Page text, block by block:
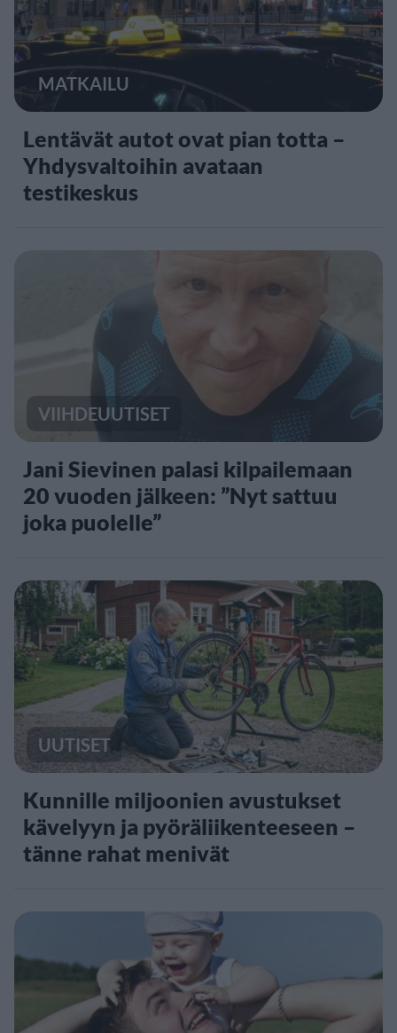
MATKAILU
Lentävät autot ovat pian totta –
Yhdysvaltoihin avataan
testikeskus
VIIHDEUUTISET
Jani Sievinen palasi kilpailemaan
20 vuoden jälkeen: ”Nyt sattuu
joka puolelle”
UUTISET
Kunnille miljoonien avustukset
kävelyyn ja pyöräliikenteeseen –
tänne rahat menivät